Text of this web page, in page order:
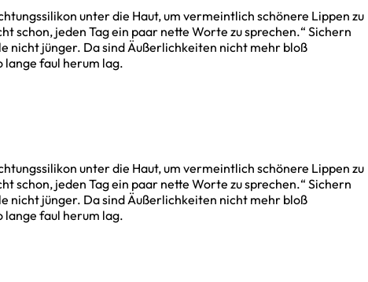
unter die Haut, um vermeintlich schönere Lippen zu
schon, jeden Tag ein paar nette Worte zu sprechen.“ Sichern
nicht jünger. Da sind Äußerlichkeiten nicht mehr bloß
lange faul herum lag.
unter die Haut, um vermeintlich schönere Lippen zu
schon, jeden Tag ein paar nette Worte zu sprechen.“ Sichern
nicht jünger. Da sind Äußerlichkeiten nicht mehr bloß
lange faul herum lag.